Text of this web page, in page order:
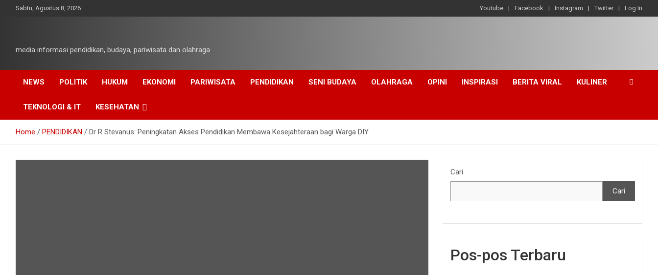
Sabtu, Agustus 8, 2026 Youtube Facebook Instagram Twitter Log In
media informasi pendidikan, budaya, pariwisata dan olahraga
NEWS POLITIK HUKUM EKONOMI PARIWISATA PENDIDIKAN SENI BUDAYA OLAHRAGA OPINI INSPIRASI BERITA VIRAL KULINER
TEKNOLOGI & IT KESEHATAN
Home PENDIDIKAN Dr R Stevanus: Peningkatan Akses Pendidikan Membawa Kesejahteraan bagi Warga DIY
Cari
Cari
Pos-pos Terbaru